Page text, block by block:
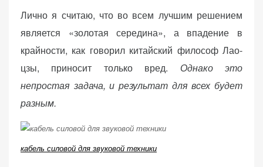
Лично я считаю, что во всем лучшим решением
является «золотая середина», а впадение в
крайности, как говорил китайский философ Лао-
цзы, приносит только вред. Однако это
непростая задача, и результат для всех будет
разным.
кабель силовой для звуковой техники